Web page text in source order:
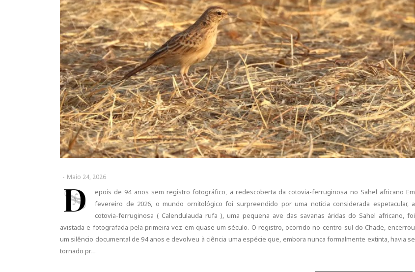
- Maio 24, 2026
D
epois de 94 anos sem registro fotográfico, a redescoberta da cotovia-ferruginosa no Sahel africano Em
fevereiro de 2026, o mundo ornitológico foi surpreendido por uma notícia considerada espetacular, a
cotovia-ferruginosa ( Calendulauda rufa ), uma pequena ave das savanas áridas do Sahel africano, foi
avistada e fotografada pela primeira vez em quase um século. O registro, ocorrido no centro-sul do Chade, encerrou
um silêncio documental de 94 anos e devolveu à ciência uma espécie que, embora nunca formalmente extinta, havia se
tornado pr…